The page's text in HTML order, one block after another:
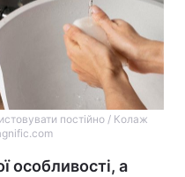
постійно / Колаж
особливості, а